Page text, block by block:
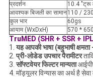
प्रदर्शन
10.4 "ट्रू
आवश्यक बिजली का सामान110 /
कुल भार
60gs
आयाम (WxDxH)
570 *
TruMED (SHR + SSR +
1.यह आपकी भाषा (बहुभाषी क्षमता
2.प्री-लोडेड उपचार पैरामीटर
3.सॉफ्टवेयर फिल्टर मान्यता
4. मॉड्यूलर विन्यास का अर्थ है